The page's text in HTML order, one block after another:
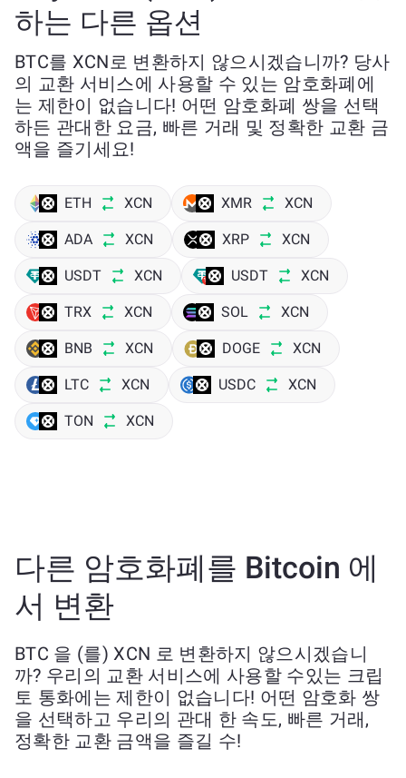
하는 다른 옵션
BTC를 XCN로 변환하지 않으시겠습니까? 당사
의 교환 서비스에 사용할 수 있는 암호화폐에
는 제한이 없습니다! 어떤 암호화폐 쌍을 선택
하든 관대한 요금, 빠른 거래 및 정확한 교환 금
액을 즐기세요!
ETH XCN XMR XCN
ADA XCN XRP XCN
USDT XCN USDT XCN
TRX XCN SOL XCN
BNB XCN DOGE XCN
LTC XCN USDC XCN
TON XCN
다른 암호화폐를 Bitcoin 에
서 변환
BTC 을 (를) XCN 로 변환하지 않으시겠습니
까? 우리의 교환 서비스에 사용할 수있는 크립
토 통화에는 제한이 없습니다! 어떤 암호화 쌍
을 선택하고 우리의 관대 한 속도, 빠른 거래,
정확한 교환 금액을 즐길 수!